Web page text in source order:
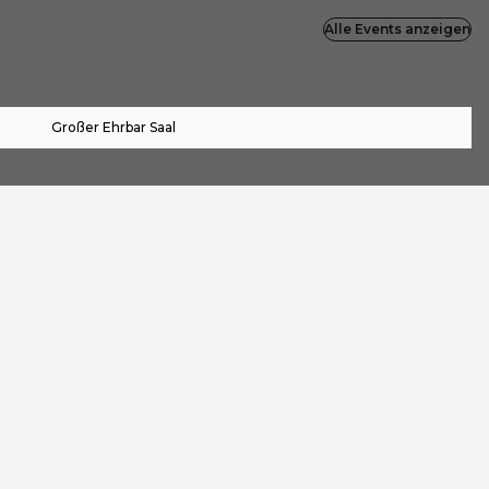
Großer Ehrbar Saal
Alle Events anzeigen